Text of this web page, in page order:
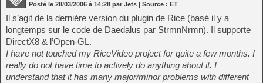
Posté le 28/03/2006 à 14:28 par Jets | Source : ET
Il s’agit de la dernière version du plugin de Rice (basé il y a
longtemps sur le code de Daedalus par StrmnNrmn). Il supporte
DirectX8 & l’Open-GL.
I have not touched my RiceVideo project for quite a few months. I
really do not have time to actively do anything about it. I
understand that it has many major/minor problems with different